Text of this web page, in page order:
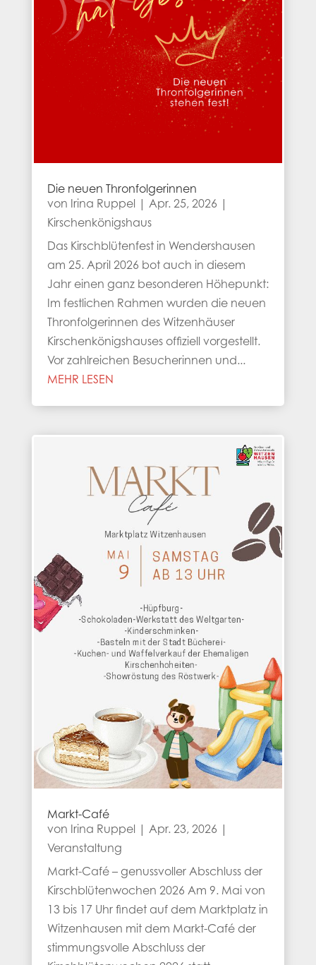
Die neuen Thronfolgerinnen
von Irina Ruppel Apr. 25, 2026
Kirschenkönigshaus
Das Kirschblütenfest in Wendershausen
am 25. April 2026 bot auch in diesem
Jahr einen ganz besonderen Höhepunkt:
Im festlichen Rahmen wurden die neuen
Thronfolgerinnen des Witzenhäuser
Kirschenkönigshauses offiziell vorgestellt.
Vor zahlreichen Besucherinnen und...
MEHR LESEN
Markt-Café
von Irina Ruppel Apr. 23, 2026
Veranstaltung
Markt-Café – genussvoller Abschluss der
Kirschblütenwochen 2026 Am 9. Mai von
13 bis 17 Uhr findet auf dem Marktplatz in
Witzenhausen mit dem Markt-Café der
stimmungsvolle Abschluss der